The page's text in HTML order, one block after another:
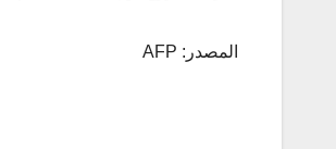
المصدر: AFP